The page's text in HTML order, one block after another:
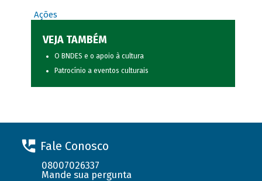
Ações
VEJA TAMBÉM
O BNDES e o apoio à cultura
Patrocínio a eventos culturais
Fale Conosco
08007026337
Mande sua pergunta